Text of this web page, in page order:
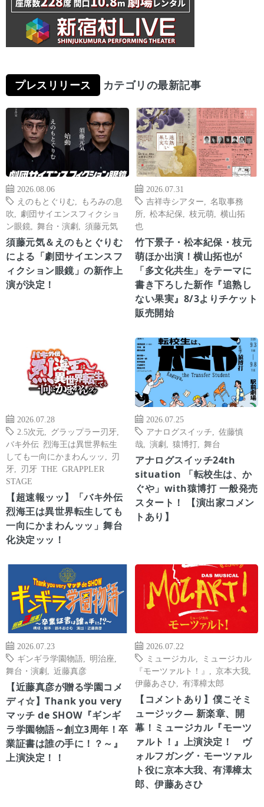
プレスリリース カテゴリの最新記事
2026.08.06
えのもとぐりむ
もろみの息
吹
劇団サイエンスフィクショ
ン眼鏡
舞台・演劇 須藤元気
須藤元気＆えのもとぐりむ
による「劇団サイエンスフ
ィクション眼鏡」の新作上
演が決定！
2026.07.31
吉祥寺シアター
名取事務
所
松本紀保 枝元萌
横山拓
也
竹下景子・松本紀保・枝元
萌ほか出演！横山拓也が
「多文化共生」をテーマに
書き下ろした新作『追熟し
ない果実』8/3よりチケット
販売開始
2026.07.28
2.5次元
グラップラー刃牙
バキ外伝 烈海王は異世界転生
しても一向にかまわんッッ
刃
牙
刃牙 THE GRAPPLER
STAGE
【超速報ッッ】「バキ外伝
烈海王は異世界転生しても
一向にかまわんッッ」舞台
化決定ッッ！
2026.07.25
アナログスイッチ
佐藤慎
哉
演劇 猿博打 舞台
アナログスイッチ24th
situation 「転校生は、か
ぐや」with猿博打 一般発売
スタート！ 【演出家コメン
トあり】
2026.07.23
ギンギラ学園物語
明治座
舞台・演劇
近藤真彦
【近藤真彦が贈る学園コメ
ディ☆】Thank you very
マッチ de SHOW『ギンギ
ラ学園物語～創立3周年！卒
業証書は誰の手に！？～』
上演決定！！
2026.07.22
ミュージカル
ミュージカル
『モーツァルト！』
京本大我
伊藤あさひ
有澤樟太郎
【コメントあり】僕こそミ
ュージック― 新楽章、開
幕！ミュージカル『モーツ
ァルト！』上演決定！ ヴ
ォルフガング・モーツァル
ト役に京本大我、有澤樟太
郎、伊藤あさひ